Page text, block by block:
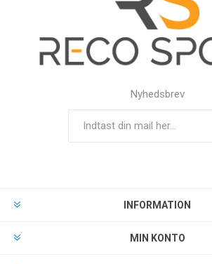
Nyhedsbrev
INFORMATION
MIN KONTO